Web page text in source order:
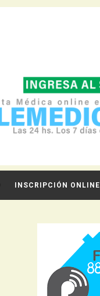
INSCRIPCIÓN ONLINE